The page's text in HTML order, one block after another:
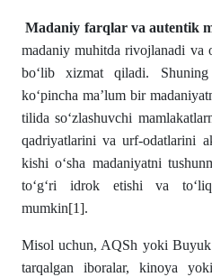
Madaniy farqlar va autentik
madaniy muhitda rivojlanadi va
bo‘lib xizmat qiladi.
ko‘pincha ma’lum bir
tilida so‘zlashuvchi
qadriyatlarini va urf-odatlarini
kishi o‘sha madaniyatni
to‘g‘ri idrok etishi va
mumkin[1].
Misol uchun, AQSh yoki
tarqalgan iboralar, kinoya